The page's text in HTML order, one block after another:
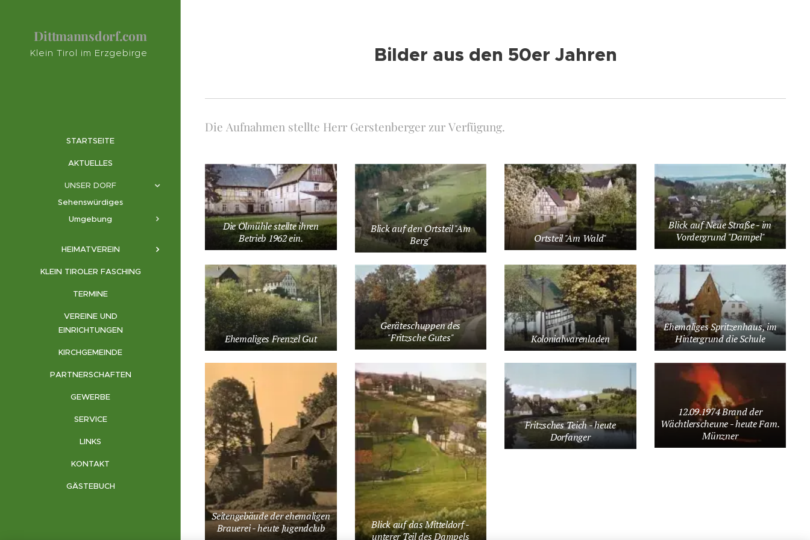
Dittmannsdorf.com
Klein Tirol im Erzgebirge
STARTSEITE
AKTUELLES
UNSER DORF
Sehenswürdiges
Umgebung
HEIMATVEREIN
KLEIN TIROLER FASCHING
TERMINE
VEREINE UND
EINRICHTUNGEN
KIRCHGEMEINDE
PARTNERSCHAFTEN
GEWERBE
SERVICE
LINKS
KONTAKT
GÄSTEBUCH
Bilder aus den 50er Jahren
Die Aufnahmen stellte Herr Gerstenberger zur Verfügung.
Die Ölmühle stellte ihren
Betrieb 1962 ein.
Blick auf den Ortsteil "Am
Berg"
Ortsteil "Am Wald"
Blick auf Neue Straße - im
Vordergrund "Dampel"
Ehemaliges Frenzel Gut
Geräteschuppen des
"Fritzsche Gutes"
Kolonialwarenladen
Ehemaliges Spritzenhaus, im
Hintergrund die Schule
Seitengebäude der ehemaligen
Brauerei - heute Jugendclub
Blick auf das Mitteldorf -
unterer Teil des Dampels
Fritzsches Teich - heute
Dorfanger
12.09.1974 Brand der
Wächtlerscheune - heute Fam.
Münzner